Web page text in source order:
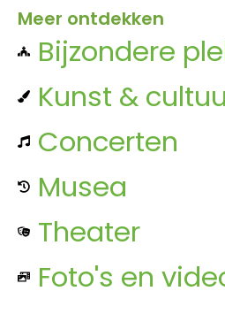
Meer ontdekken
Bijzondere
Kunst &
Concerten
Musea
Theater
Foto's en